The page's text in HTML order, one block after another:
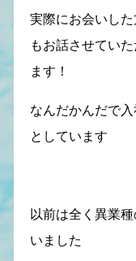
実際にお会いし
もお話させてい
ます！
なんだかんだで
としています
以前は全く異業
いました